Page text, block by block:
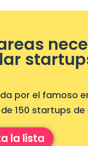
por el famoso
150 startups
la lista